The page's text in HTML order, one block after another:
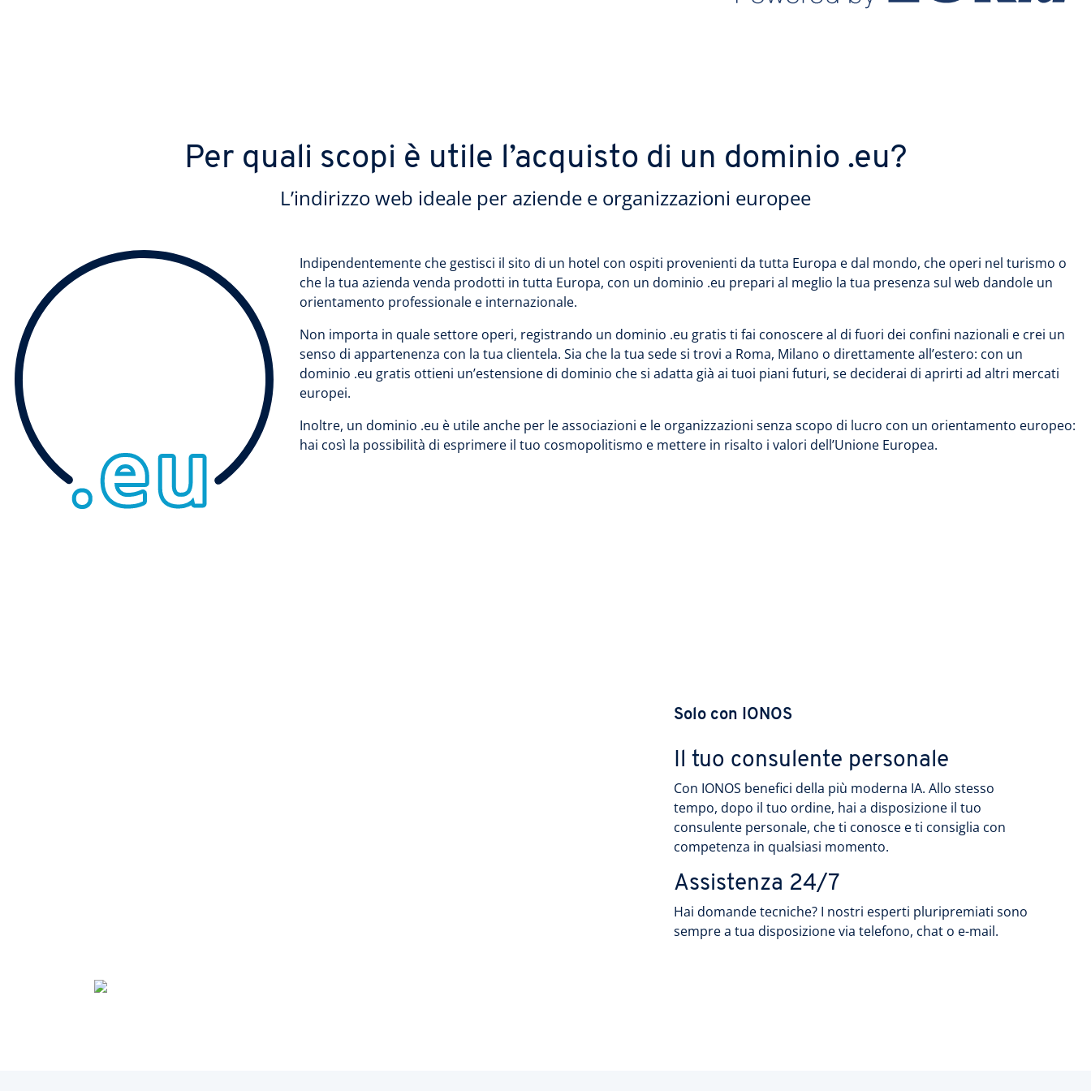
Per quali scopi è utile l’acquisto di un dominio .eu?
L’indirizzo web ideale per aziende e organizzazioni europee
Indipendentemente che gestisci il sito di un hotel con ospiti provenienti da tutta Europa e dal mondo, che operi nel turismo o
che la tua azienda venda prodotti in tutta Europa, con un dominio .eu prepari al meglio la tua presenza sul web dandole un
orientamento professionale e internazionale.
Non importa in quale settore operi, registrando un dominio .eu gratis ti fai conoscere al di fuori dei confini nazionali e crei un
senso di appartenenza con la tua clientela. Sia che la tua sede si trovi a Roma, Milano o direttamente all’estero: con un
dominio .eu gratis ottieni un’estensione di dominio che si adatta già ai tuoi piani futuri, se deciderai di aprirti ad altri mercati
europei.
Inoltre, un dominio .eu è utile anche per le associazioni e le organizzazioni senza scopo di lucro con un orientamento europeo:
hai così la possibilità di esprimere il tuo cosmopolitismo e mettere in risalto i valori dell’Unione Europea.
Solo con IONOS
Il tuo consulente personale
Con IONOS benefici della più moderna IA. Allo stesso
tempo, dopo il tuo ordine, hai a disposizione il tuo
consulente personale, che ti conosce e ti consiglia con
competenza in qualsiasi momento.
Assistenza 24/7
Hai domande tecniche? I nostri esperti pluripremiati sono
sempre a tua disposizione via telefono, chat o e-mail.